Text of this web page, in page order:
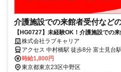
介護施設での来館者受付など
【HG0727】未経験OK！介護施設での
区/セントラルオフィス
株式会社ラブキャリア
アクセス 中村橋駅 徒歩8分 富士見台
時給1,800円
東京都東京23区中野区